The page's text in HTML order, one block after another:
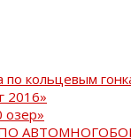
по кольцевым
2016»
озер»